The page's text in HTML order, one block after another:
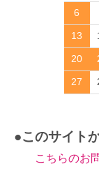
6
13
20
27
●このサイト
こちらのお